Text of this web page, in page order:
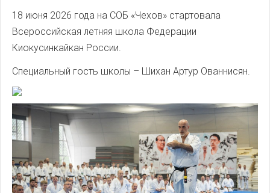
18 июня 2026 года на СОБ «Чехов» стартовала
Всероссийская летняя школа Федерации
Киокусинкайкан России.
Специальный гость школы – Шихан Артур Ованнисян.